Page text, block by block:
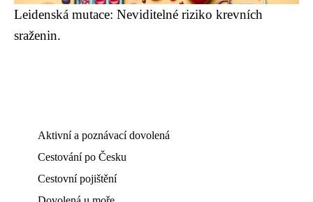
Leidenská mutace: Neviditelné riziko krevních
sraženin.
Aktivní a poznávací dovolená
Cestování po Česku
Cestovní pojištění